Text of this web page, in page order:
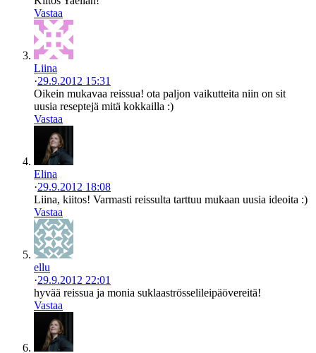
Vastaa
Liina
·29.9.2012 15:31
Oikein mukavaa reissua! ota paljon vaikutteita niin on sit
uusia reseptejä mitä kokkailla :)
Vastaa
Elina
·29.9.2012 18:08
Liina, kiitos! Varmasti reissulta tarttuu mukaan uusia ideoita :)
Vastaa
ellu
·29.9.2012 22:01
hyvää reissua ja monia suklaaströsselileipäövereitä!
Vastaa